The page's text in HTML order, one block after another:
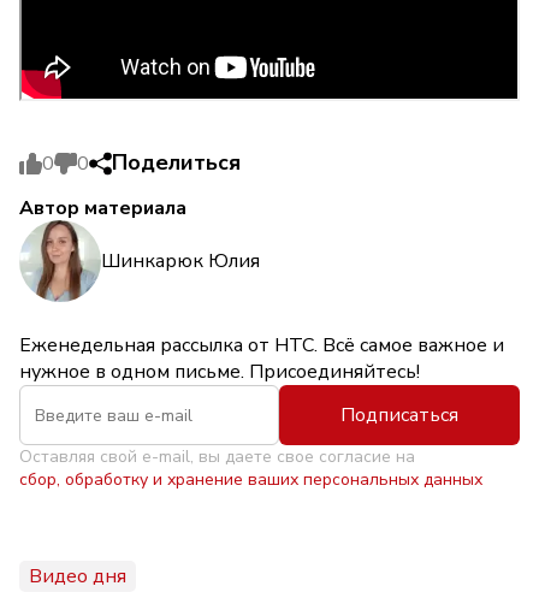
0 0 Поделиться
Автор материала
Шинкарюк Юлия
Еженедельная рассылка от НТС. Всё самое важное и
нужное в одном письме. Присоединяйтесь!
Подписаться
Оставляя свой e-mail, вы даете свое согласие на
сбор, обработку и хранение ваших персональных данных
Видео дня